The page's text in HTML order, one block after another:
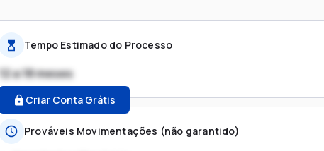
Tempo Estimado do Processo
12 a 18 meses
Criar Conta Grátis
Prováveis Movimentações (não garantido)